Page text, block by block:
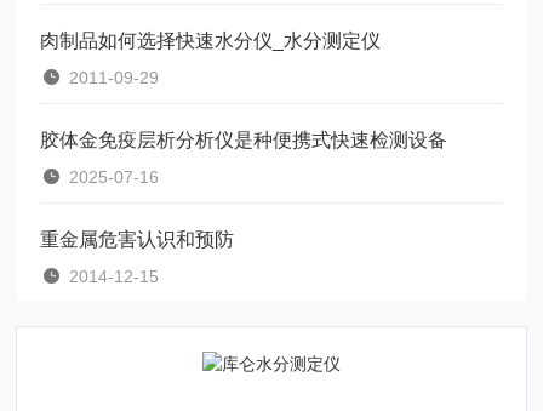
肉制品如何选择快速水分仪_水分测定仪
2011-09-29
胶体金免疫层析分析仪是种便携式快速检测设备
2025-07-16
重金属危害认识和预防
2014-12-15